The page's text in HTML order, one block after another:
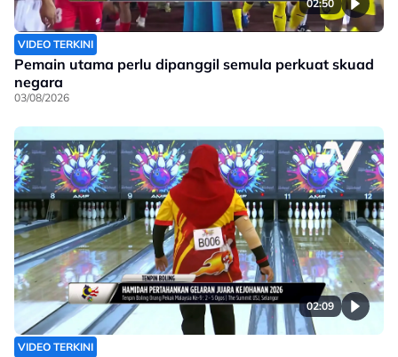
02:50
VIDEO TERKINI
Pemain utama perlu dipanggil semula perkuat skuad
negara
03/08/2026
02:09
VIDEO TERKINI